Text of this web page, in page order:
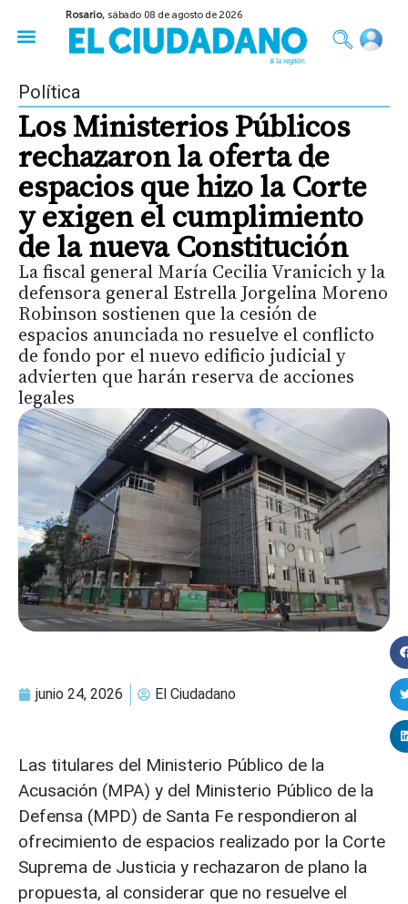
Rosario, sábado 08 de agosto de 2026
Política
Los Ministerios Públicos
rechazaron la oferta de
espacios que hizo la Corte
y exigen el cumplimiento
de la nueva Constitución
La fiscal general María Cecilia Vranicich y la
defensora general Estrella Jorgelina Moreno
Robinson sostienen que la cesión de
espacios anunciada no resuelve el conflicto
de fondo por el nuevo edificio judicial y
advierten que harán reserva de acciones
legales
junio 24, 2026 El Ciudadano
Las titulares del Ministerio Público de la
Acusación (MPA) y del Ministerio Público de la
Defensa (MPD) de Santa Fe respondieron al
ofrecimiento de espacios realizado por la Corte
Suprema de Justicia y rechazaron de plano la
propuesta, al considerar que no resuelve el